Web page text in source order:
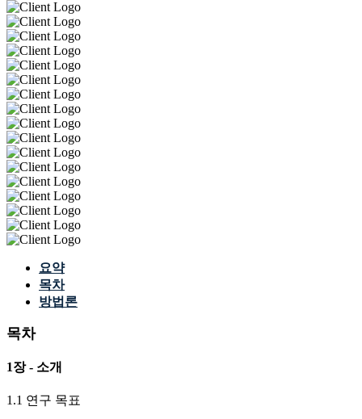
요약
목차
방법론
목차
1장 - 소개
1.1 연구 목표